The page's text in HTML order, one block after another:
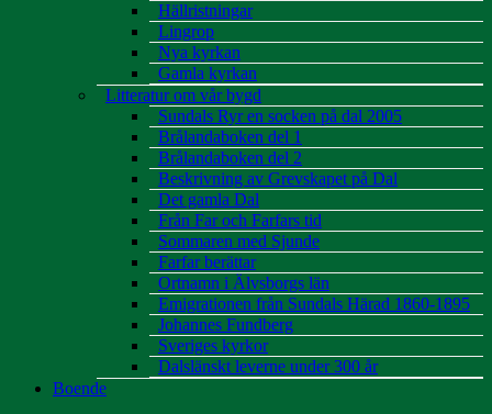
Hällristningar
Lingrop
Nya kyrkan
Gamla kyrkan
Litteratur om vår bygd
Sundals Ryr en socken på dal 2005
Brålandaboken del 1
Brålandaboken del 2
Beskrivning av Grevskapet på Dal
Det gamla Dal
Från Far och Farfars tid
Sommaren med Sjunde
Farfar berättar
Ortnamn i Älvsborgs län
Emigrationen från Sundals Härad 1860-1895
Johannes Fundberg
Sveriges kyrkor
Dalslänskt leverne under 300 år
Boende